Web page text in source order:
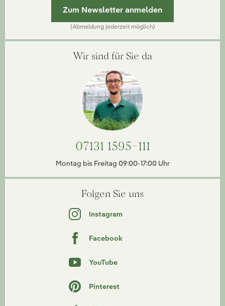
Zum Newsletter anmelden
(Abmeldung jederzeit möglich)
Wir sind für Sie da
07131 1595-111
Montag bis Freitag 09:00-17:00 Uhr
Folgen Sie uns
Instagram
Facebook
YouTube
Pinterest